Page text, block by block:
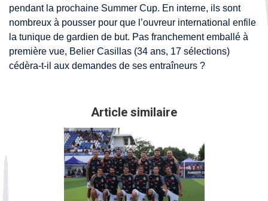
pendant la prochaine Summer Cup. En interne, ils sont
nombreux à pousser pour que l’ouvreur international enfile
la tunique de gardien de but. Pas franchement emballé à
première vue, Belier Casillas (34 ans, 17 sélections)
cédèra-t-il aux demandes de ses entraîneurs ?
Article similaire